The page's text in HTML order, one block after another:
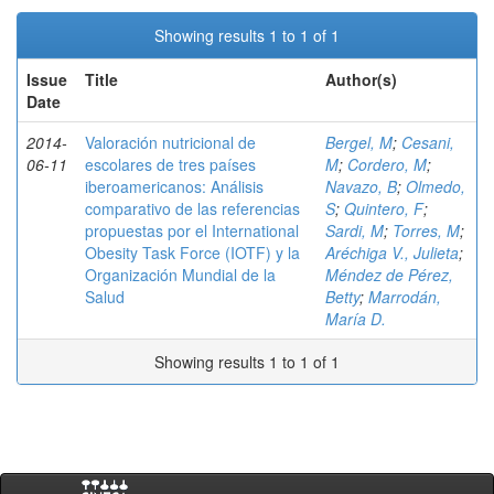
Showing results 1 to 1 of 1
Issue
Date
Title Author(s)
2014-
06-11
Valoración nutricional de
escolares de tres países
iberoamericanos: Análisis
comparativo de las referencias
propuestas por el International
Obesity Task Force (IOTF) y la
Organización Mundial de la
Salud
Bergel, M; Cesani,
M; Cordero, M;
Navazo, B; Olmedo,
S; Quintero, F;
Sardi, M; Torres, M;
Aréchiga V., Julieta;
Méndez de Pérez,
Betty; Marrodán,
María D.
Showing results 1 to 1 of 1